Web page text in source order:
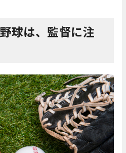
球は、監督に注